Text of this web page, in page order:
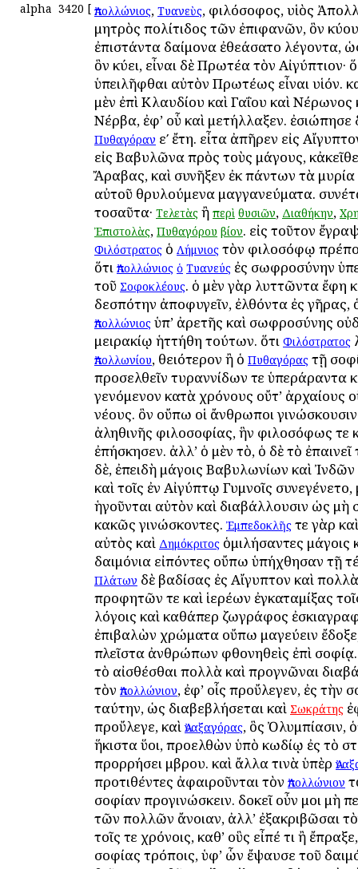
alpha 3420 [ Ἀπολλώνιος, Τυανεὺς, φιλόσοφος, υἱὸς
μητρὸς πολίτιδος τῶν ἐπιφανῶν, ὃν
ἐπιστάντα δαίμονα ἐθεάσατο λέγοντα,
ὃν κύει, εἶναι δὲ Πρωτέα τὸν Αἰγύπτιον·
ὑπειλῆφθαι αὐτὸν Πρωτέως εἶναι υἱόν.
μὲν ἐπὶ Κλαυδίου καὶ Γαΐου καὶ Νέρωνος
Nέρβα, ἐφ’ οὗ καὶ μετήλλαξεν. ἐσιώπησε
Πυθαγόραν εʹ ἔτη. εἶτα ἀπῆρεν εἰς
εἰς Βαβυλῶνα πρὸς τοὺς μάγους,
Ἄραβας, καὶ συνῆξεν ἐκ πάντων τὰ μυρία
αὐτοῦ θρυλούμενα μαγγανεύματα.
τοσαῦτα· Τελετὰς ἢ περὶ θυσιῶν, Διαθήκην,
Ἐπιστολὰς, Πυθαγόρου βίον. εἰς τοῦτον
Φιλόστρατος ὁ Λήμνιος τὸν φιλοσόφῳ
ὅτι Ἀπολλώνιος ὁ Τυανεύς ἐς σωφροσύνην
τοῦ Σοφοκλέους. ὁ μὲν γὰρ λυττῶντα ἔφη
δεσπότην ἀποφυγεῖν, ἐλθόντα ἐς γῆρας,
Ἀπολλώνιος ὑπ’ ἀρετῆς καὶ σωφροσύνης
μειρακίῳ ἡττήθη τούτων. ὅτι Φιλόστρατος
Ἀπολλωνίου, θειότερον ἢ ὁ Πυθαγόρας τῇ
προσελθεῖν τυραννίδων τε ὑπεράραντα
γενόμενον κατὰ χρόνους οὔτ’ ἀρχαίους
νέους. ὃν οὔπω οἱ ἄνθρωποι
ἀληθινῆς φιλοσοφίας, ἣν φιλοσόφως τε
ἐπήσκησεν. ἀλλ’ ὁ μὲν τὸ, ὁ δὲ τὸ ἐπαινεῖ
δὲ, ἐπειδὴ μάγοις Βαβυλωνίων καὶ
καὶ τοῖς ἐν Αἰγύπτῳ Γυμνοῖς
ἡγοῦνται αὐτὸν καὶ διαβάλλουσιν ὡς μὴ
κακῶς γινώσκοντες. Ἐμπεδοκλῆς τε γὰρ
αὐτὸς καὶ Δημόκριτος ὁμιλήσαντες μάγοις
δαιμόνια εἰπόντες οὔπω ὑπήχθησαν τῇ
Πλάτων δὲ βαδίσας ἐς Αἴγυπτον καὶ
προφητῶν τε καὶ ἱερέων ἐγκαταμίξας
λόγοις καὶ καθάπερ ζωγράφος
ἐπιβαλὼν χρώματα οὔπω μαγεύειν
πλεῖστα ἀνθρώπων φθονηθεὶς ἐπὶ
τὸ αἰσθέσθαι πολλὰ καὶ προγνῶναι
τὸν Ἀπολλώνιον, ἐφ’ οἷς προὔλεγεν, ἐς τὴν
ταύτην, ὡς διαβεβλήσεται καὶ Σωκράτης
προὔλεγε, καὶἈναξαγόρας, ὃς Ὀλυμπίασιν,
ἥκιστα ὕοι, προελθὼν ὑπὸ κωδίῳ ἐς τὸ
προρρήσει ὄμβρου. καὶ ἄλλα τινὰ ὑπὲρ
προτιθέντες ἀφαιροῦνται τὸν Ἀπολλώνιον
σοφίαν προγινώσκειν. δοκεῖ οὖν μοι μὴ
τῶν πολλῶν ἄνοιαν, ἀλλ’ ἐξακριβῶσαι
τοῖς τε χρόνοις, καθ’ οὓς εἶπέ τι ἢ
σοφίας τρόποις, ὑφ’ ὧν ἔψαυσε τοῦ